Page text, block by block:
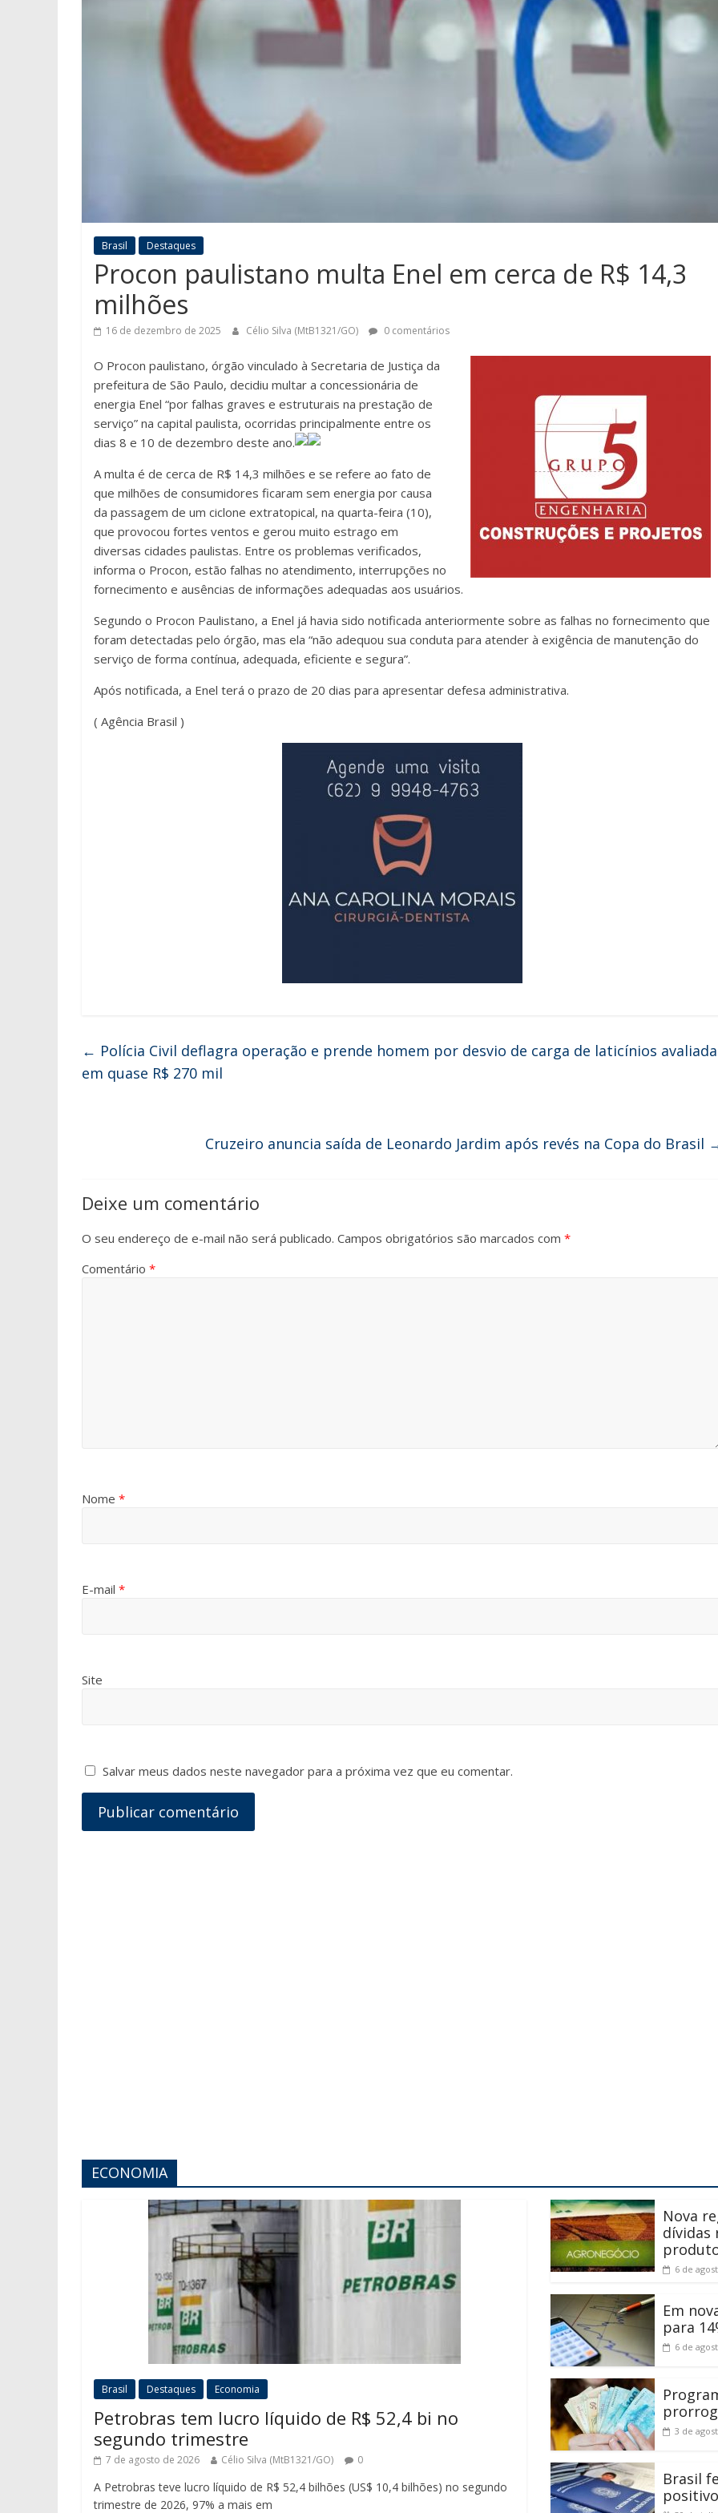
Brasil Destaques
Procon paulistano multa Enel em cerca de R$ 14,3
milhões
16 de dezembro de 2025 Célio Silva (MtB1321/GO) 0 comentários
O Procon paulistano, órgão vinculado à Secretaria de Justiça da
prefeitura de São Paulo, decidiu multar a concessionária de
energia Enel “por falhas graves e estruturais na prestação de
serviço” na capital paulista, ocorridas principalmente entre os
dias 8 e 10 de dezembro deste ano.
A multa é de cerca de R$ 14,3 milhões e se refere ao fato de
que milhões de consumidores ficaram sem energia por causa
da passagem de um ciclone extratopical, na quarta-feira (10),
que provocou fortes ventos e gerou muito estrago em
diversas cidades paulistas. Entre os problemas verificados,
informa o Procon, estão falhas no atendimento, interrupções no
fornecimento e ausências de informações adequadas aos usuários.
Segundo o Procon Paulistano, a Enel já havia sido notificada anteriormente sobre as falhas no fornecimento que
foram detectadas pelo órgão, mas ela “não adequou sua conduta para atender à exigência de manutenção do
serviço de forma contínua, adequada, eficiente e segura”.
Após notificada, a Enel terá o prazo de 20 dias para apresentar defesa administrativa.
( Agência Brasil )
← Polícia Civil deflagra operação e prende homem por desvio de carga de laticínios avaliada
em quase R$ 270 mil
Cruzeiro anuncia saída de Leonardo Jardim após revés na Copa do Brasil
Deixe um comentário
O seu endereço de e-mail não será publicado. Campos obrigatórios são marcados com *
Comentário *
Nome *
E-mail *
Site
Salvar meus dados neste navegador para a próxima vez que eu comentar.
ECONOMIA
Brasil Destaques Economia
Petrobras tem lucro líquido de R$ 52,4 bi no
segundo trimestre
7 de agosto de 2026 Célio Silva (MtB1321/GO) 0
A Petrobras teve lucro líquido de R$ 52,4 bilhões (US$ 10,4 bilhões) no segundo
trimestre de 2026, 97% a mais em
Nova
dívidas
6 de
Em
para
6 de
3 de
Brasil